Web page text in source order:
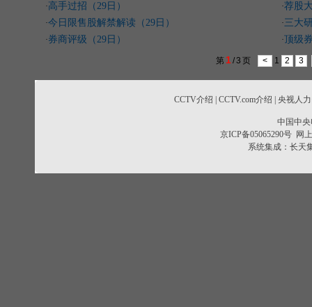
·高手过招（29日）
·今日限售股解禁解读（29日）
·券商评级（29日）
·荐股
·三大
·顶级
第 1 /3 页 < 1 2 3
CCTV介绍 CCTV.com介绍 央视人
中国中
京ICP备05065290号 网
系统集成： 长天